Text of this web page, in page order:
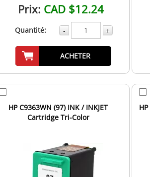
Prix: CAD $12.24
Quantité: - +
ACHETER
HP C9363WN (97) INK / INKJET
Cartridge Tri-Color